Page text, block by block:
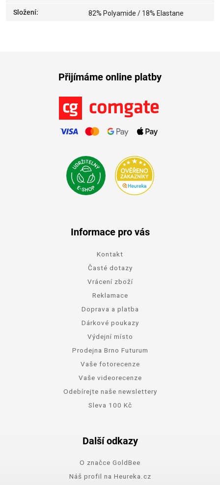
Složení: 82% Polyamide / 18% Elastane
Přijímáme online platby
Informace pro vás
Kontakt
Časté dotazy
Vrácení zboží
Reklamace
Doprava a platba
Dárkové poukazy
Výdejní místo
Prodejna Brno Futurum
Vaše fotorecenze
Vaše videorecenze
Odebírejte naše newslettery
Sleva 100 Kč
Další odkazy
O značce GoldBee
Náš profil na Heureka.cz